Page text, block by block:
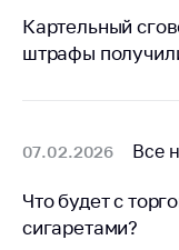
товаров
Упрощение
ведения
Картельный
штрафы
07.02.2026 Все
Что будет с
сигаретами?